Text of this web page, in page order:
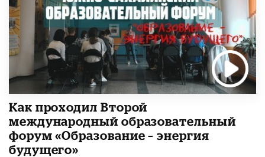
Как проходил Второй
международный образовательный
форум «Образование – энергия
будущего»​